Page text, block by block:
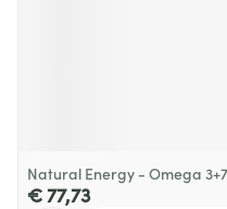
Natural Energy - Omega
€ 77,73